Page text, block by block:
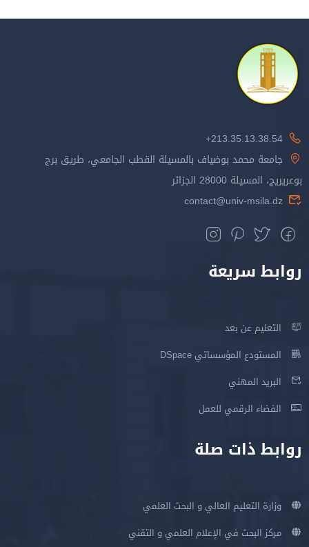
213.35.13.38.54+
جامعة محمد بوضياف بالمسيلة القطب الجامعي، طريق برج
بوعريريج، المسيلة 28000 الجزائر
contact@univ-msila.dz
روابط سريعة
التعليم عن بعد
المستودع المؤسساتي DSpace
البريد المهني
الفضاء الرقمي للعمل
روابط ذات صلة
وزارة التعليم العالي و البحث العلمي
مركز البحث في الإعلام العلمي و التقني